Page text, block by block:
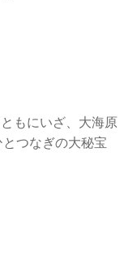
もにいざ、大海原
つなぎの大秘宝